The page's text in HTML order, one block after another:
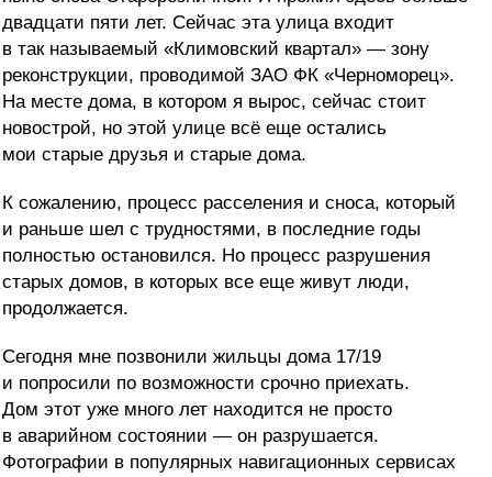
двадцати пяти лет. Сейчас эта улица входит
в так называемый «Климовский квартал» — зону
реконструкции, проводимой ЗАО ФК «Черноморец».
На месте дома, в котором я вырос, сейчас стоит
новострой, но этой улице всё еще остались
мои старые друзья и старые дома.
К сожалению, процесс расселения и сноса, который
и раньше шел с трудностями, в последние годы
полностью остановился. Но процесс разрушения
старых домов, в которых все еще живут люди,
продолжается.
Сегодня мне позвонили жильцы дома 17/19
и попросили по возможности срочно приехать.
Дом этот уже много лет находится не просто
в аварийном состоянии — он разрушается.
Фотографии в популярных навигационных сервисах